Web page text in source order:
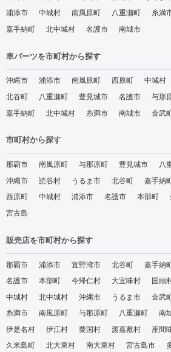
浦添市
中城村 南風原町 八重瀬町 糸満
嘉手納町
北中城村 名護市 南城市
車パーツを市町村から探す
沖縄市 浦添市 南風原町 西原町 中城村
北谷町
八重瀬町 豊見城市 名護市 与那
嘉手納町
北中城村 糸満市 南城市 金武
市町村から探す
那覇市 南風原町 与那原町 豊見城市 八
沖縄市
読谷村 うるま市 北谷町 嘉手納
西原町
中城村 浦添市 名護市 本部町
宮古島
販売店を市町村から探す
那覇市 浦添市 宜野湾市 北谷町 嘉手納
名護市
本部町 今帰仁村 大宜味村 国頭
中城村
北中城村 沖縄市 うるま市 金武
糸満市
南風原町 与那原町 八重瀬町 南
伊是名村
伊江村 粟国村 渡嘉敷村 座間
久米島町
北大東村 南大東村 宮古島市